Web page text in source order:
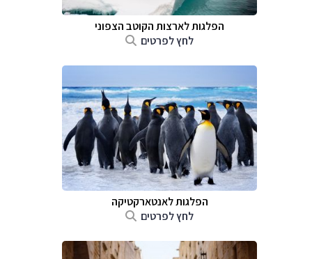
הפלגות לארצות הקוטב הצפוני
לחץ לפרטים
הפלגות לאנטארקטיקה
לחץ לפרטים